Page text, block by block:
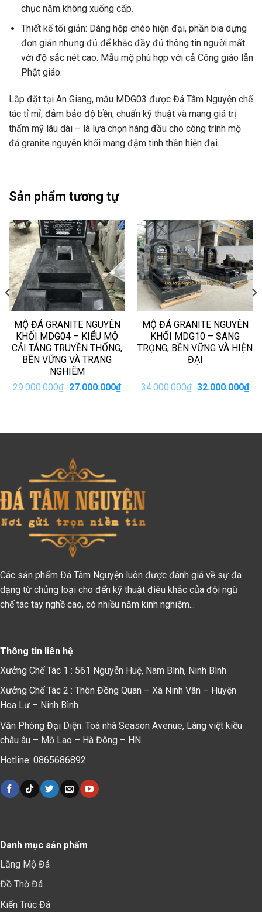
chục năm không xuống cấp.
Thiết kế tối giản: Dáng hộp chéo hiện đại, phần bia dựng
đơn giản nhưng đủ để khắc đầy đủ thông tin người mất
với độ sắc nét cao. Mẫu mộ phù hợp với cả Công giáo lẫn
Phật giáo.
Lắp đặt tại An Giang, mẫu MDG03 được Đá Tâm Nguyện chế
tác tỉ mỉ, đảm bảo độ bền, chuẩn kỹ thuật và mang giá trị
thẩm mỹ lâu dài – là lựa chọn hàng đầu cho công trình mộ
đá granite nguyên khối mang đậm tinh thần hiện đại.
Sản phẩm tương tự
MỘ ĐÁ GRANITE NGUYÊN
KHỐI MDG04 – KIỂU MỘ
CẢI TÁNG TRUYỀN THỐNG,
BỀN VỮNG VÀ TRANG
NGHIÊM
29.000.000₫ Giá
27.000.000₫Giá
MỘ ĐÁ GRANITE NGUYÊN
KHỐI MDG10 – SANG
TRỌNG, BỀN VỮNG VÀ HIỆN
ĐẠI
34.000.000₫ Giá
32.000.000₫Giá
Các sản phẩm Đá Tâm Nguyện luôn được đánh giá về sự đa
dạng từ chủng loại cho đến kỹ thuật điêu khắc của đội ngũ
chế tác tay nghề cao, có nhiều năm kinh nghiệm...
Thông tin liên hệ
Xưởng Chế Tác 1 : 561 Nguyễn Huệ, Nam Bình, Ninh Bình
Xưởng Chế Tác 2 : Thôn Đồng Quan – Xã Ninh Vân – Huyện
Hoa Lư – Ninh Bình
Văn Phòng Đại Diện: Toà nhà Season Avenue, Làng việt kiều
châu âu – Mỗ Lao – Hà Đông – HN.
Hotline: 0865686892
Danh mục sản phẩm
Lăng Mộ Đá
Đồ Thờ Đá
Kiến Trúc Đá